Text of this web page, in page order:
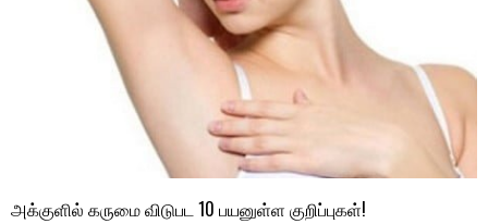
அக்குளில் கருமை விடுபட 10 பயனுள்ள குறிப்புகள்!